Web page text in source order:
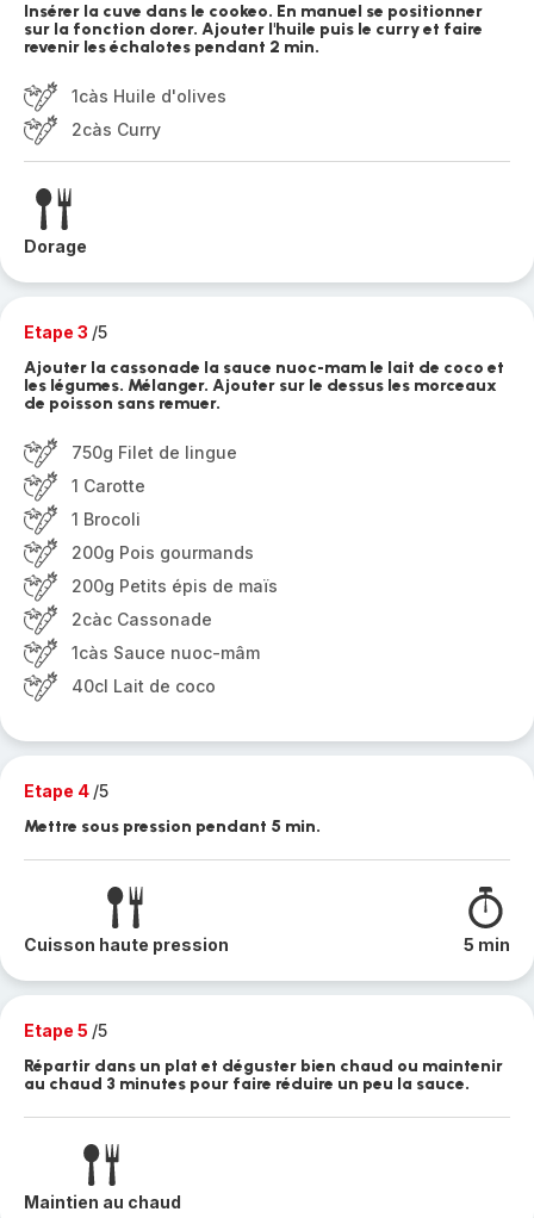
Insérer la cuve dans le cookeo. En manuel se positionner
sur la fonction dorer. Ajouter l'huile puis le curry et faire
revenir les échalotes pendant 2 min.
1càs Huile d'olives
2càs Curry
Dorage
Etape 3 /5
Ajouter la cassonade la sauce nuoc-mam le lait de coco et
les légumes. Mélanger. Ajouter sur le dessus les morceaux
de poisson sans remuer.
750g Filet de lingue
1 Carotte
1 Brocoli
200g Pois gourmands
200g Petits épis de maïs
2càc Cassonade
1càs Sauce nuoc-mâm
40cl Lait de coco
Etape 4 /5
Mettre sous pression pendant 5 min.
Cuisson haute pression 5 min
Etape 5 /5
Répartir dans un plat et déguster bien chaud ou maintenir
au chaud 3 minutes pour faire réduire un peu la sauce.
Maintien au chaud